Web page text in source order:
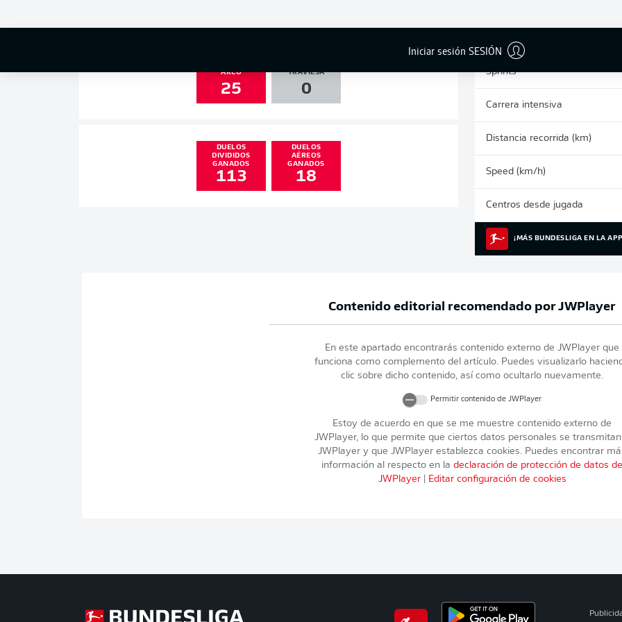
Iniciar sesión SESIÓN
ARCO
25
TRAVIESA
0
DUELOS
DIVIDIDOS
GANADOS
113
DUELOS
AÉREOS
GANADOS
18
Sprints
Carrera intensiva
Distancia recorrida (km)
Speed (km/h)
Centros desde jugada
¡MÁS BUNDESLIGA EN LA
Contenido editorial recomendado porJWPlayer
En este apartado encontrarás contenido externo de JWPlayer que
funciona como complemento del artículo. Puedes visualizarlo
clic sobre dicho contenido, así como ocultarlo nuevamente.
Permitir contenido de JWPlayer
Estoy de acuerdo en que se me muestre contenido externo de
JWPlayer, lo que permite que ciertos datos personales se
JWPlayer y que JWPlayer establezca cookies. Puedes encontrar
información al respecto en la declaración de protección de datos de
JWPlayer| Editar configuración de cookies